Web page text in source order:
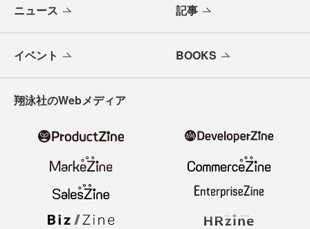
ニュース 記事
イベント BOOKS
翔泳社のWebメディア